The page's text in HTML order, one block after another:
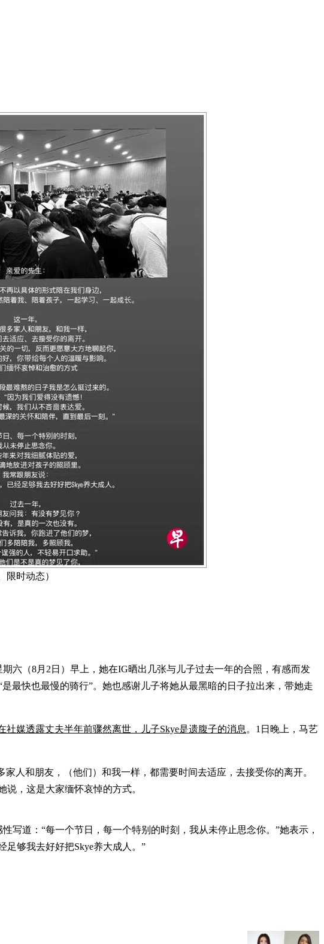
时动态）
六（8月2日）早上，她在IG晒出几张与儿子过去一年的合照，有感而发
最快也最慢的骑行”。她也感谢儿子将她从最黑暗的日子拉出来，带她走
社媒透露丈夫半年前骤然离世，儿子Skye是遗腹子的消息 。1日晚上，马艺
人和朋友，（他们）和我一样，都需要时间去适应，去接受你的离开。
，这是大家缅怀哀悼的方式。
道：“每一个节日，每一个特别的时刻，我从未停止思念你。”她表示，
足够我去好好把Skye养大成人。”